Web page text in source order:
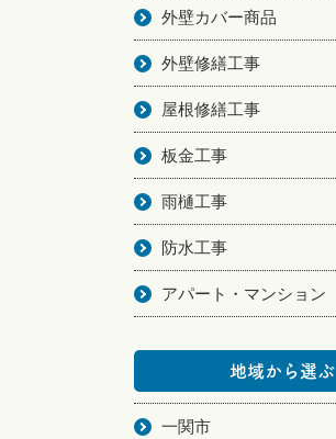
外壁カバー商品
外壁修繕工事
屋根修繕工事
板金工事
雨樋工事
防水工事
アパート・マンション
地域から選ぶ
一関市